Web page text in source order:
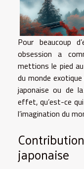
Pour beaucoup
obsession a
mettions le pied au
du monde
japonaise ou de
effet, qu’est-ce
l’imagination du
japonaise